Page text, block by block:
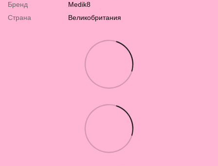
Бренд
Medik8
Страна
Великобритания